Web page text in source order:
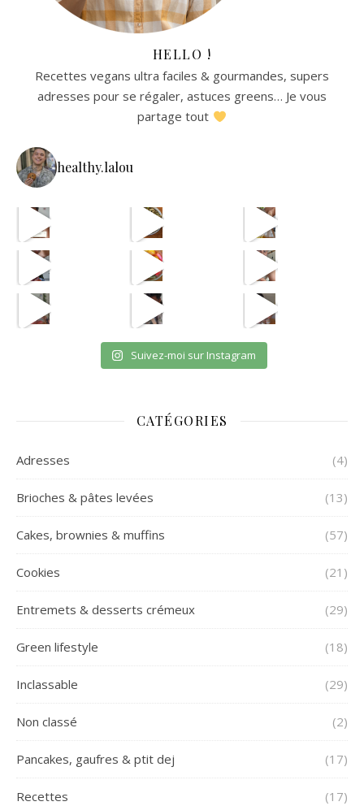
HELLO !
Recettes vegans ultra faciles & gourmandes, supers
adresses pour se régaler, astuces greens… Je vous
partage tout
healthy.lalou
avec les astuces de @aist
Suivez-moi sur Instagram
CATÉGORIES
Adresses (4)
Brioches & pâtes levées (13)
Cakes, brownies & muffins (57)
Cookies (21)
Entremets & desserts crémeux (29)
Green lifestyle (18)
Inclassable (29)
Non classé (2)
Pancakes, gaufres & ptit dej (17)
Recettes (17)